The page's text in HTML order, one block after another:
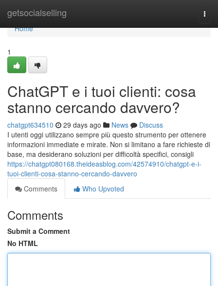
getsocialselling
Home
Home
1
ChatGPT e i tuoi clienti: cosa
stanno cercando davvero?
chatgpt634510 29 days ago News
Discuss
I utenti oggi utilizzano sempre più questo strumento per ottenere
informazioni immediate e mirate. Non si limitano a fare richieste di
base, ma desiderano soluzioni per difficoltà specifici, consigli
https://chatgpt080168.theideasblog.com/42574910/chatgpt-e-i-
tuoi-clienti-cosa-stanno-cercando-davvero
Comments
Who Upvoted
Comments
Submit a Comment
No HTML